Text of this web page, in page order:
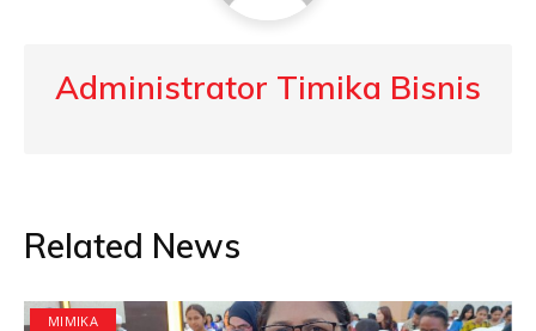
Administrator Timika Bisnis
Related News
MIMIKA